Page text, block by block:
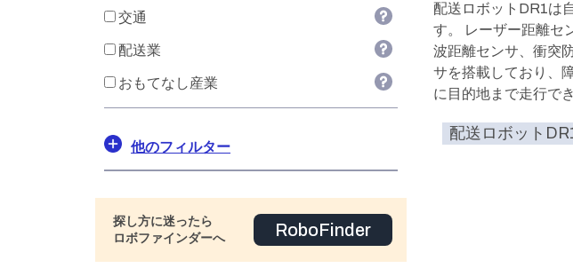
交通
配送業
おもてなし産業
他のフィルター
探し方に迷ったら
ロボファインダーへ
RoboFinder
配送ロボットDR1は
す。 レーザー距離セ
波距離センサ、衝突
サを搭載しており、
に目的地まで走行で
配送ロボット